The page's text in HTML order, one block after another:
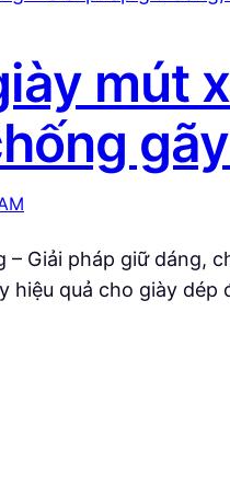
mút
Giải pháp giữ dáng,
hiệu quả cho giày